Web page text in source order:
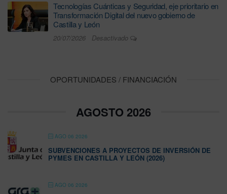
Tecnologías Cuánticas y Seguridad, eje prioritario en
Transformación Digital del nuevo gobierno de
Castilla y León
20/07/2026 Desactivado
OPORTUNIDADES / FINANCIACIÓN
AGOSTO 2026
AGO 06 2026
SUBVENCIONES A PROYECTOS DE INVERSIÓN DE
PYMES EN CASTILLA Y LEÓN (2026)
AGO 06 2026